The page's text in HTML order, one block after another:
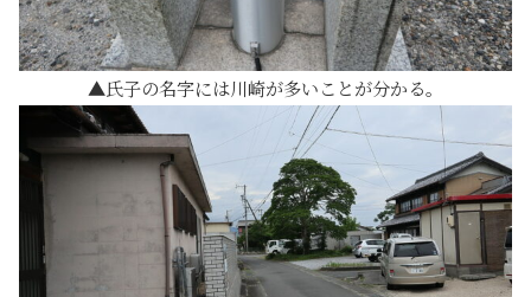
氏子の名字には川崎が多いことが分かる。